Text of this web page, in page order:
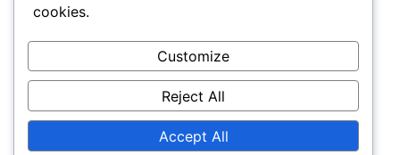
LEAVE A REPLY
You must belogged into post a comment.
cookies.
Customize
Reject All
Accept All